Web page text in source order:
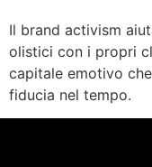
Il brand activism
olistici con i propri
capitale emotivo
fiducia nel tempo.